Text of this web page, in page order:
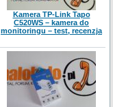
Kamera TP-Link Tapo
C520WS – kamera do
monitoringu – test, recenzja